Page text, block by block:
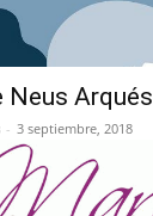
Neus Arqués
- 3 septiembre, 2018